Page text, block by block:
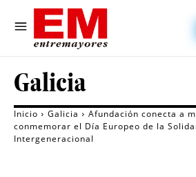
Galicia
Inicio Galicia
Afundación conecta a
conmemorar el Día Europeo de la
Intergeneracional